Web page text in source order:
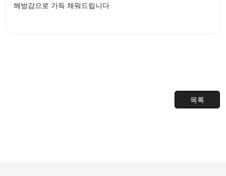
해방감으로 가득 채워드립니다
목록